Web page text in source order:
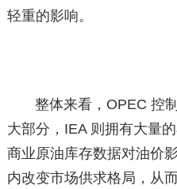
轻重的影响。
整体来看，OPEC 控
大部分，IEA 则拥有大量
商业原油库存数据对油价
内改变市场供求格局，从